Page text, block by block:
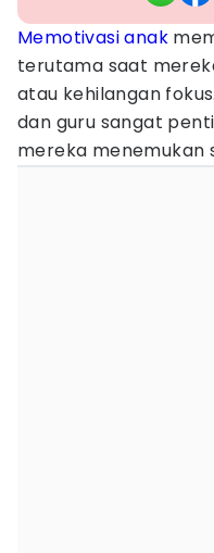
Memotivasi anak
terutama saat
atau kehilangan
dan guru sangat
mereka menemukan